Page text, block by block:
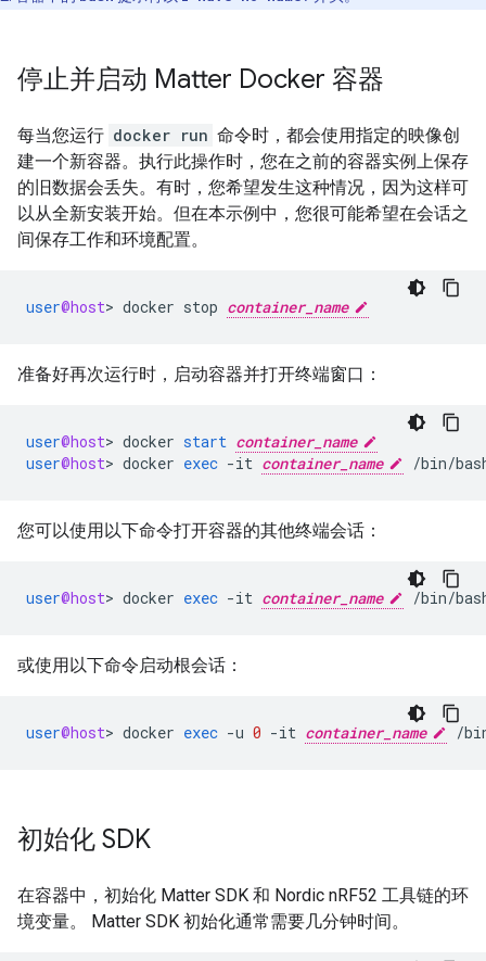
停止并启动 Matter Docker 容器
每当您运行 docker run 命令时，都会使用指定的映像创
建一个新容器。执行此操作时，您在之前的容器实例上保存
的旧数据会丢失。有时，您希望发生这种情况，因为这样可
以从全新安装开始。但在本示例中，您很可能希望在会话之
间保存工作和环境配置。
user@host> docker stop container_name
准备好再次运行时，启动容器并打开终端窗口：
user@host> docker start container_name
user@host> docker exec -it container_name /bin/
您可以使用以下命令打开容器的其他终端会话：
user@host> docker exec -it container_name /bin/
或使用以下命令启动根会话：
user@host> docker exec -u 0 -it container_name /
初始化 SDK
在容器中，初始化 Matter SDK 和 Nordic nRF52 工具链的环
境变量。 Matter SDK 初始化通常需要几分钟时间。